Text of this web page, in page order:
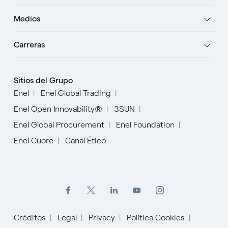
Medios
Carreras
Sitios del Grupo
Enel
Enel Global Trading
Enel Open Innovability®
3SUN
Enel Global Procurement
Enel Foundation
Enel Cuore
Canal Ético
Créditos Legal Privacy Política Cookies